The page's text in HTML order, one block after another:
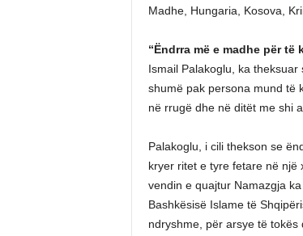
Madhe, Hungaria, Kosova,
“Ëndrra më e madhe për të
Ismail Palakoglu, ka
shumë pak persona mund të
në rrugë dhe në ditët me shi
Palakoglu, i cili thekson se
kryer ritet e tyre fetare në një
vendin e quajtur Namazgja
Bashkësisë Islame të
ndryshme, për arsye të